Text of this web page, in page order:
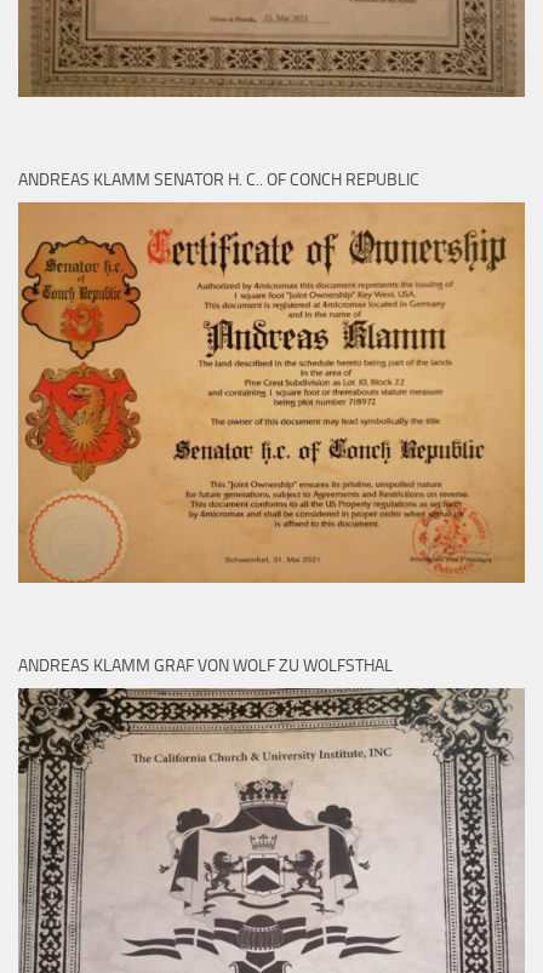
ANDREAS KLAMM SENATOR H. C.. OF CONCH REPUBLIC
ANDREAS KLAMM GRAF VON WOLF ZU WOLFSTHAL